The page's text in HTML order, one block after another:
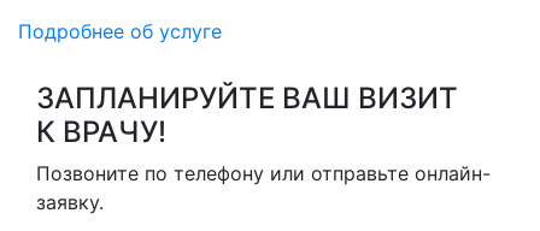
Подробнее об услуге
ЗАПЛАНИРУЙТЕ ВАШ ВИЗИТ
К ВРАЧУ!
Позвоните по телефону или отправьте онлайн-
заявку.